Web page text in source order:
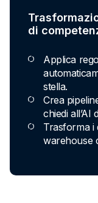
di
Applica
stella.
Crea
chiedi all’AI
Trasforma i
warehouse